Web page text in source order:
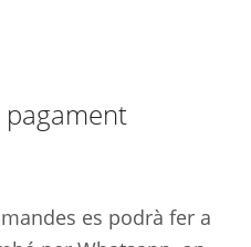
pagament
es podrà fer a